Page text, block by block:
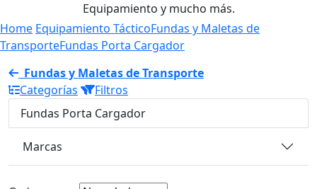
Equipamiento y mucho más.
Home Equipamiento TácticoFundas y Maletas de
TransporteFundas Porta Cargador
Fundas y Maletas de Transporte
Categorías
Filtros
Fundas Porta Cargador
Marcas